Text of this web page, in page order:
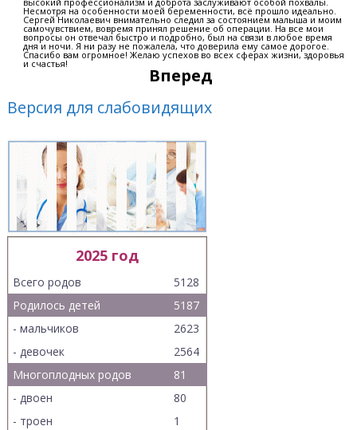
Несмотря на особенности моей беременности, всё прошло идеально.
Сергей Николаевич внимательно следил за состоянием малыша и моим
самочувствием, вовремя принял решение об операции. На все мои
вопросы он отвечал быстро и подробно, был на связи в любое время
дня и ночи. Я ни разу не пожалела, что доверила ему самое дорогое.
Спасибо вам огромное! Желаю успехов во всех сферах жизни, здоровья
и счастья!
Вперед
Версия для слабовидящих
2025 год
Всего родов
5128
Родилось детей
5187
- мальчиков
2623
- девочек
2564
Многоплодных родов
81
- двоен
80
- троен
1